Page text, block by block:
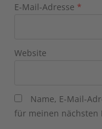
E-Mail-Adresse *
Website
Name, E-Mail-
für meinen nächsten